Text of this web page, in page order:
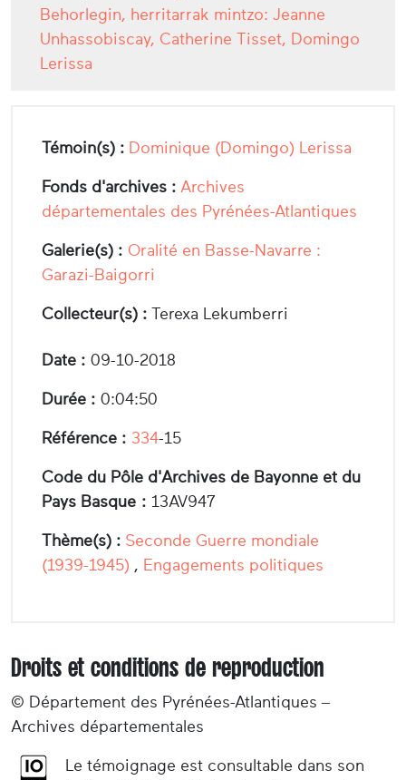
Behorlegin, herritarrak mintzo: Jeanne
Unhassobiscay, Catherine Tisset, Domingo
Lerissa
Témoin(s) : Dominique (Domingo) Lerissa
Fonds d'archives : Archives
départementales des Pyrénées-Atlantiques
Galerie(s) : Oralité en Basse-Navarre :
Garazi-Baigorri
Collecteur(s) : Terexa Lekumberri
Date : 09-10-2018
Durée : 0:04:50
Référence : 334-15
Code du Pôle d'Archives de Bayonne et du
Pays Basque : 13AV947
Thème(s) : Seconde Guerre mondiale
(1939-1945) , Engagements politiques
Droits et conditions de reproduction
© Département des Pyrénées-Atlantiques –
Archives départementales
Le témoignage est consultable dans son